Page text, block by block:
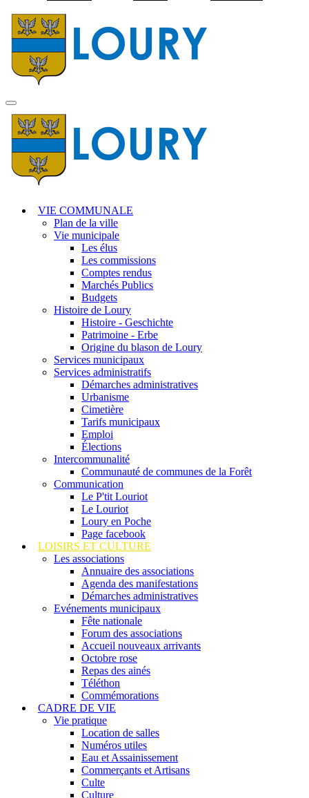
MENU
PRINCIPAL
VIE COMMUNALE
Plan de la ville
Vie municipale
Les élus
Les commissions
Comptes rendus
Marchés Publics
Budgets
Histoire de Loury
Histoire - Geschichte
Patrimoine - Erbe
Origine du blason de Loury
Services municipaux
Services administratifs
Démarches administratives
Urbanisme
Cimetière
Tarifs municipaux
Emploi
Élections
Intercommunalité
Communauté de communes de la Forêt
Communication
Le P'tit Louriot
Le Louriot
Loury en Poche
Page facebook
LOISIRS ET CULTURE
Les associations
Annuaire des associations
Agenda des manifestations
Démarches administratives
Evénements municipaux
Fête nationale
Forum des associations
Accueil nouveaux arrivants
Octobre rose
Repas des ainés
Téléthon
Commémorations
CADRE DE VIE
Vie pratique
Location de salles
Numéros utiles
Eau et Assainissement
Commerçants et Artisans
Culte
Culture